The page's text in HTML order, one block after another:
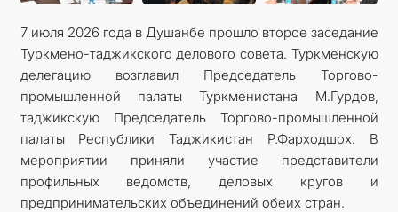
7 июля 2026 года в Душанбе прошло второе заседание
Туркмено-таджикского делового совета. Туркменскую
делегацию возглавил Председатель Торгово-
промышленной палаты Туркменистана М.Гурдов,
таджикскую Председатель Торгово-промышленной
палаты Республики Таджикистан Р.Фарходшох. В
мероприятии приняли участие представители
профильных ведомств, деловых кругов и
предпринимательских объединений обеих стран.